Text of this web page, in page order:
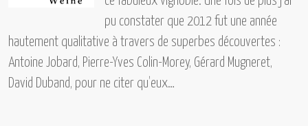
pu constater que 2012 fut une année
hautement qualitative à travers de superbes découvertes :
Antoine Jobard, Pierre-Yves Colin-Morey, Gérard Mugneret,
David Duband, pour ne citer qu’eux…